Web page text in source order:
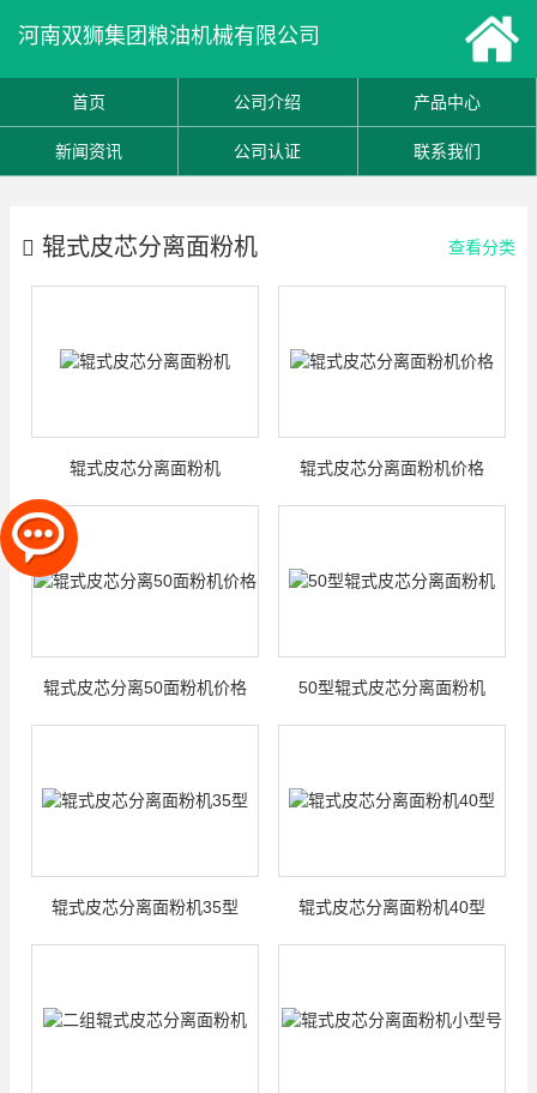
河南双狮集团粮油机械有限公司
首页 公司介绍 产品中心
新闻资讯 公司认证 联系我们
辊式皮芯分离面粉机 查看分类
辊式皮芯分离面粉机 辊式皮芯分离面粉机价格
辊式皮芯分离50面粉机价格 50型辊式皮芯分离面粉机
辊式皮芯分离面粉机35型 辊式皮芯分离面粉机40型